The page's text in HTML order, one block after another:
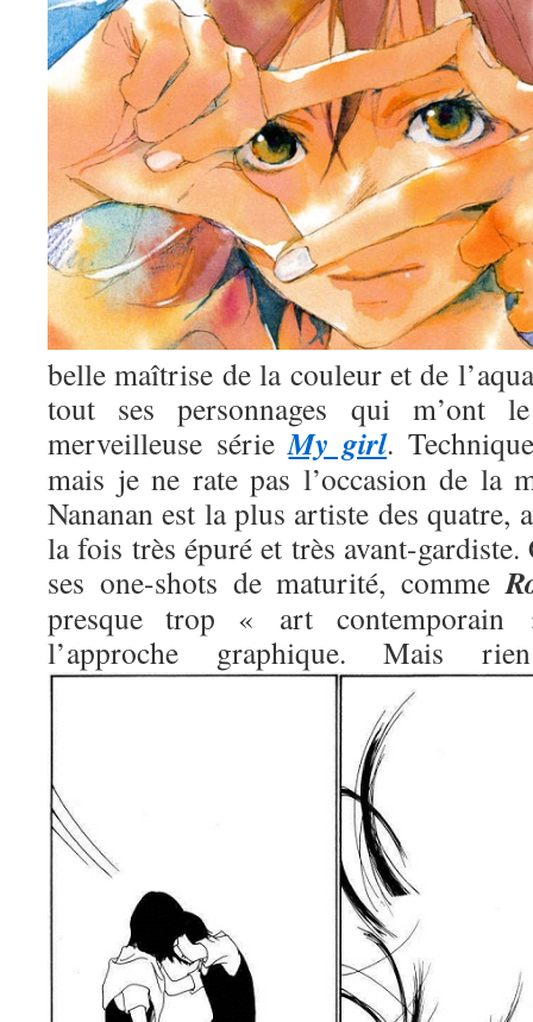
belle maîtrise de la couleur et de
tout ses personnages qui m’ont
merveilleuse sérieMy girl.
mais je ne rate pas l’occasion de la
Nananan est la plus artiste des quatre,
la fois très épuré et très avant-
ses one-shots de maturité, comme
presque trop « art contemporain
l’approche graphique. Mais